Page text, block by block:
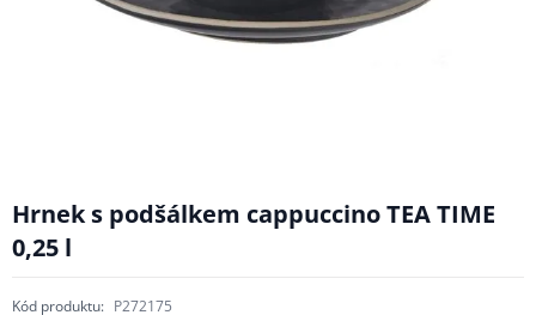
Hrnek s podšálkem cappuccino TEA TIME
0,25 l
Kód produktu: P272175